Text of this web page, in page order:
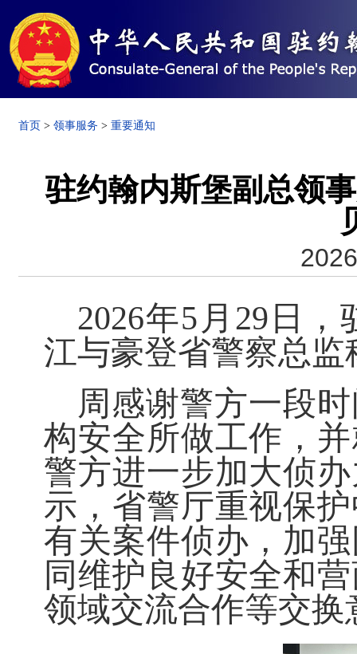
首页 > 领事服务 > 重要通知
驻约翰内斯堡副总领
2026年5月29日
江与豪登省警察总
周感谢警方一段
构安全所做工作，
警方进一步加大侦
示，省警厅重视保
有关案件侦办，加
同维护良好安全和
领域交流合作等交换